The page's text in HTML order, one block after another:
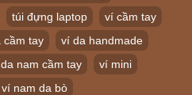
túi đựng laptop
ví cầm tay
cầm tay
ví da handmade
nam cầm tay
ví mini
ví nam da bò